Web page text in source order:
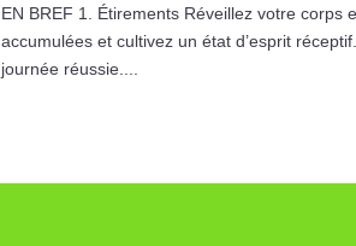
EN BREF 1. Étirements Réveillez votre
accumulées et cultivez un état d’esprit
journée réussie....